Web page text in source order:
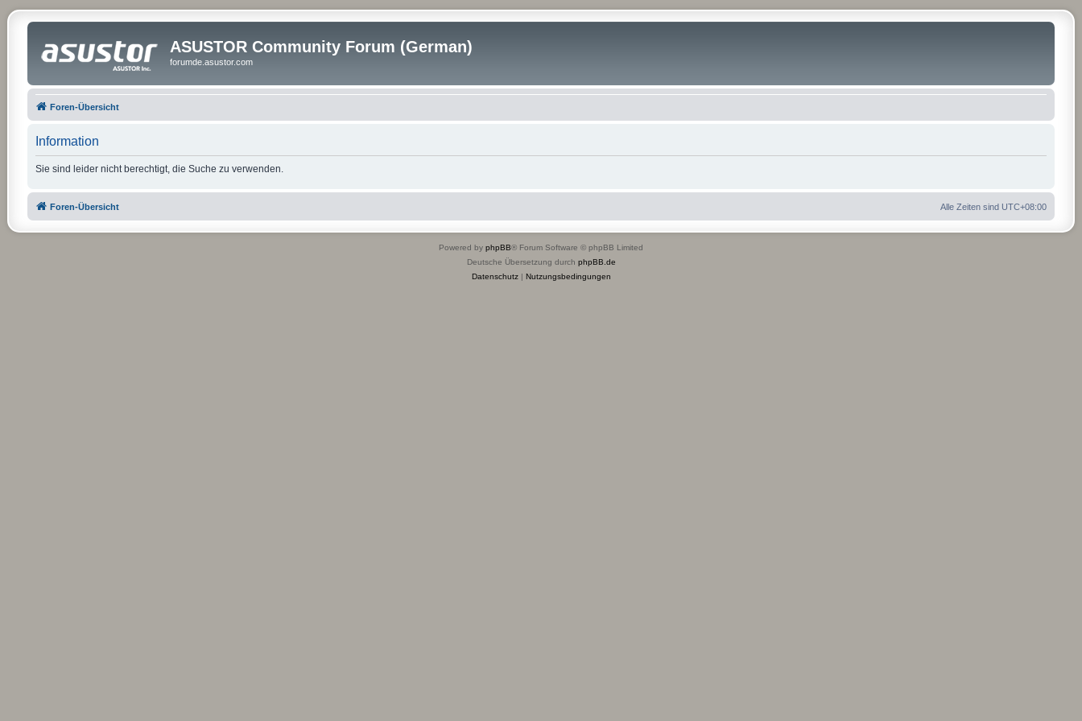
ASUSTOR Community Forum (German)
forumde.asustor.com
Foren-Übersicht
Information
Sie sind leider nicht berechtigt, die Suche zu verwenden.
Foren-Übersicht Alle Zeiten sind UTC+08:00
Powered by phpBB® Forum Software © phpBB Limited
Deutsche Übersetzung durch phpBB.de
Datenschutz| Nutzungsbedingungen